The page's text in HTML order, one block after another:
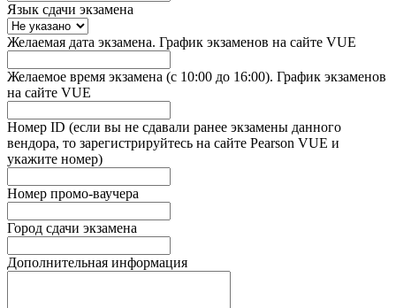
Язык сдачи экзамена
Желаемая дата экзамена. График экзаменов на сайте VUE
Желаемое время экзамена (с 10:00 до 16:00). График экзаменов
на сайте VUE
Номер ID (если вы не сдавали ранее экзамены данного
вендора, то зарегистрируйтесь на сайте Pearson VUE и
укажите номер)
Номер промо-ваучера
Город сдачи экзамена
Дополнительная информация